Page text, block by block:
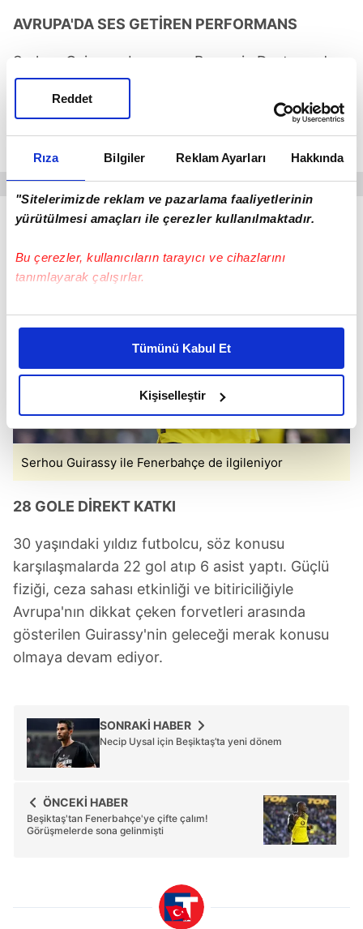
Rıza Bilgiler Reklam Ayarları Hakkında
"Sitelerimizde reklam ve pazarlama faaliyetlerinin
yürütülmesi amaçları ile çerezler kullanılmaktadır.
Bu çerezler, kullanıcıların tarayıcı ve cihazlarını
tanımlayarak çalışırlar.
Bu çerezlere izin vermeniz halinde sizlere özel
daha iyi reklam deneyimi yaşatabiliriz. Bunu yaparken
amacımızın size daha iyi bir reklam deneyimi sunmak
olduğunu ve sizlere en iyi içerikleri sunabilmek adına
elimizden gelen çabayı gösterdiğimizi ve bu noktada,
reklamların maliyetlerimizi karşılamak noktasında tek gelir
takdirde, kullanıcılara hedefli reklamlar
Sizlere daha iyi bir hizmet sunabilmek için İnternet
Sitemizde kendimize ve üçüncü kişilere ait çerezler
kullanılmaktadır. Bu çerezler vasıtasıyla çeşitli kişisel
verileriniz işlenmekte olup gerekli olan çerezler bilgi
toplumu hizmetlerinin sunulması amacıyla
kullanılmaktadır. Diğer çerezler, sitemizin daha işlevsel
sınırlı olarak açık rızanız dahilinde kullanılacaktır.
Çerezlere ilişkin tercihlerinizi aşağıda yer alan panel
için Ayarlar butonuna tıklayabilir,
Çerez Bilgilendirme
Metnimiziziyaret edebilirsiniz.
ilgili mevzuata uygun olarak kullanılan çerezlerle ilgili bilgi
tıklayınız.
Tümünü Kabul Et
Kişiselleştir
Reddet
AVRUPA'DA SES GETİREN PERFORMANS
Serhou Guirassy bu sezon Borussia Dortmund
formasıyla dikkat çeken bir performans ortaya
koydu. Gineli santrfor; Bundesliga'da 33, UEFA
Şampiyonlar Ligi'nde 10 ve Almanya Kupası'nda 3
olmak üzere toplam 46 resmi maçta görev yaptı.
Serhou Guirassy ile Fenerbahçe de ilgileniyor
28 GOLE DİREKT KATKI
30 yaşındaki yıldız futbolcu, söz konusu
karşılaşmalarda 22 gol atıp 6 asist yaptı. Güçlü
fiziği, ceza sahası etkinliği ve bitiriciliğiyle
Avrupa'nın dikkat çeken forvetleri arasında
gösterilen Guirassy'nin geleceği merak konusu
olmaya devam ediyor.
SONRAKİ HABER
Necip Uysal için Beşiktaş’ta yeni dönem
ÖNCEKİ HABER
Beşiktaş'tan Fenerbahçe'ye çifte çalım!
Görüşmelerde sona gelinmişti